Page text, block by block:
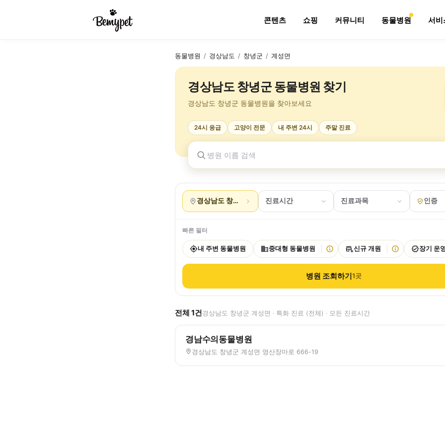
콘텐츠 쇼핑 커뮤니티 동물병원 서비
동물병원 / 경상남도 / 창녕군 / 계성면
경상남도 창녕군 동물병원 찾기
경상남도 창녕군 동물병원을 찾아보세요
24시 응급 고양이 전문 내 주변 24시 주말 진료
경상남도 창녕군 계성면진료시간 진료과목 인증
빠른 필터
내 주변 동물병원 중대형 동물병원 신규 개원 장기 운
병원 조회하기1곳
전체 1건경상남도 창녕군 계성면 · 특화 진료 (전체) · 모든 진료시간
경남수의동물병원
경상남도 창녕군 계성면 영산장마로 666-19